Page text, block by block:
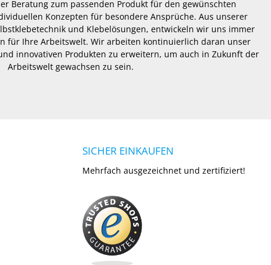
Beratung zum passenden Produkt für den gewünschten
Konzepten für besondere Ansprüche. Aus unserer
und Klebelösungen, entwickeln wir uns immer
für Ihre Arbeitswelt. Wir arbeiten kontinuierlich daran unser
innovativen Produkten zu erweitern, um auch in Zukunft der
Arbeitswelt gewachsen zu sein.
SICHER EINKAUFEN
Mehrfach ausgezeichnet und zertifiziert!